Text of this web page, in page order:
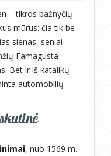
– tikros bažnyčių
mūrus: čia tik be
sienas, seniai
Famagusta
Bet ir iš katalikų
automobilių
, nuo 1569 m.